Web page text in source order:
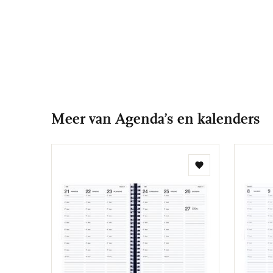
Meer van Agenda’s en kalenders
Toevoegen
verlanglijst